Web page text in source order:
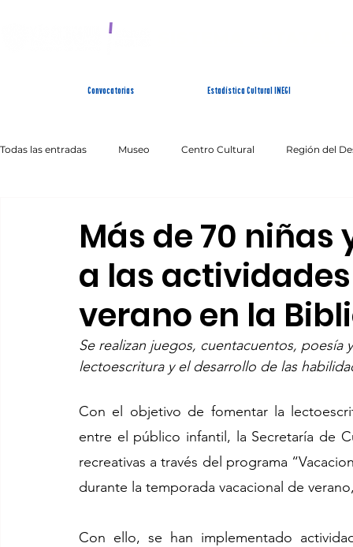
Convocatorias Estadística Cultural INEGI
Todas las entradas Museo Centro Cultural Región del
Más de 70
a las
verano en la
Se realizan juegos, cuentacuentos,
lectoescritura y el desarrollo de las
Con el objetivo de fomentar la
entre el público infantil, la Secretaría de
recreativas a través del programa
durante la temporada vacacional de
Con ello, se han implementado